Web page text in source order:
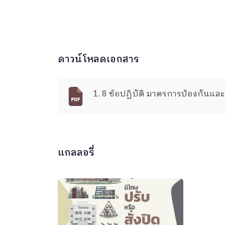
ดาวน์โหลดเอกสาร
1. 8 ข้อปฏิบัติ มาตรการป้องกันแล
แกลลอรี่